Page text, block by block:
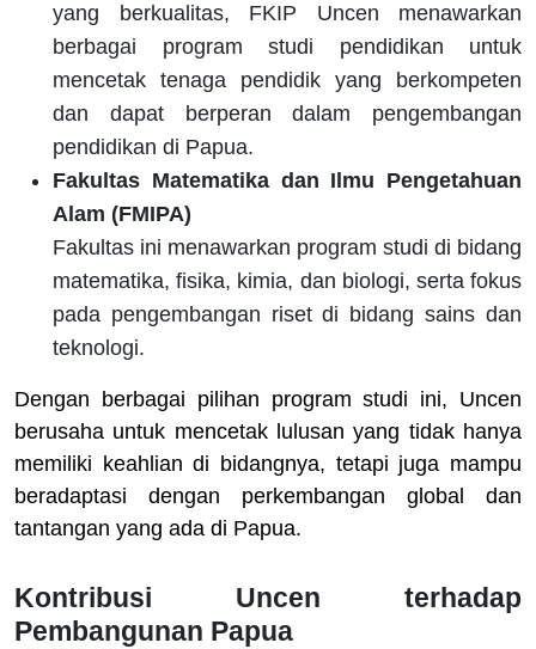
yang berkualitas, FKIP Uncen menawarkan
berbagai program studi pendidikan untuk
mencetak tenaga pendidik yang berkompeten
dan dapat berperan dalam pengembangan
pendidikan di Papua.
Fakultas Matematika dan Ilmu Pengetahuan
Alam (FMIPA)
Fakultas ini menawarkan program studi di bidang
matematika, fisika, kimia, dan biologi, serta fokus
pada pengembangan riset di bidang sains dan
teknologi.
Dengan berbagai pilihan program studi ini, Uncen
berusaha untuk mencetak lulusan yang tidak hanya
memiliki keahlian di bidangnya, tetapi juga mampu
beradaptasi dengan perkembangan global dan
tantangan yang ada di Papua.
Kontribusi Uncen terhadap
Pembangunan Papua